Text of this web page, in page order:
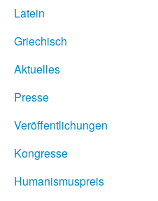
Latein
Griechisch
Aktuelles
Presse
Veröffentlichungen
Kongresse
Humanismuspreis